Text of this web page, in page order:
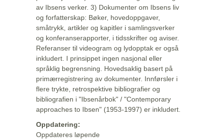
av Ibsens verker. 3) Dokumenter om Ibsens liv
og forfatterskap: Bøker, hovedoppgaver,
småtrykk, artikler og kapitler i samlingsverker
og konferanserapporter, i tidsskrifter og aviser.
Referanser til videogram og lydopptak er også
inkludert. I prinsippet ingen nasjonal eller
språklig begrensning. Hovedsaklig basert på
primærregistrering av dokumenter. Innførsler i
flere trykte, retrospektive bibliografier og
bibliografien i "Ibsenårbok" / "Contemporary
approaches to Ibsen" (1953-1997) er inkludert.
Oppdatering:
Oppdateres løpende